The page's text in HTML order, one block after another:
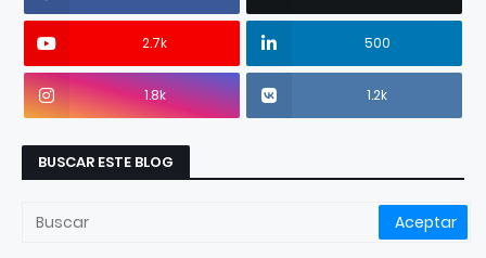
2.7k 500
1.8k 1.2k
BUSCAR ESTE BLOG